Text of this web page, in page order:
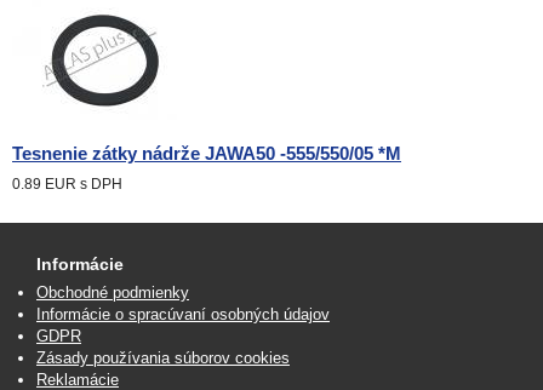
Tesnenie zátky nádrže JAWA50 -555/550/05 *M
0.89 EUR s DPH
Informácie
Obchodné podmienky
Informácie o spracúvaní osobných údajov
GDPR
Zásady používania súborov cookies
Reklamácie